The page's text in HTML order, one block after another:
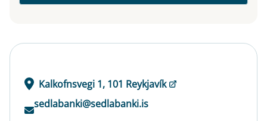
Kalkofnsvegi 1, 101 Reykjavík
sedlabanki@sedlabanki.is